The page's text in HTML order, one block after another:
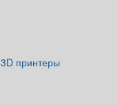
3D принтеры